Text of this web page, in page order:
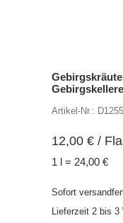
Artikel-Nr.:
12,00 € /
1 l = 24,00 €
Sofort
Lieferzeit 2 bis